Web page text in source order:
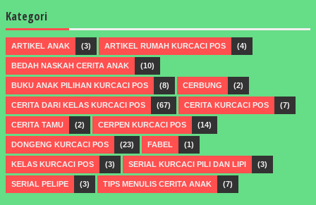
Kategori
ARTIKEL ANAK (3) ARTIKEL RUMAH KURCACI POS (4)
BEDAH NASKAH CERITA ANAK (10)
BUKU ANAK PILIHAN KURCACI POS (8) CERBUNG (2)
CERITA DARI KELAS KURCACI POS (67) CERITA KURCACI POS (7)
CERITA TAMU (2) CERPEN KURCACI POS (14)
DONGENG KURCACI POS (23) FABEL (1)
KELAS KURCACI POS (3) SERIAL KURCACI PILI DAN LIPI (3)
SERIAL PELIPE (3) TIPS MENULIS CERITA ANAK (7)